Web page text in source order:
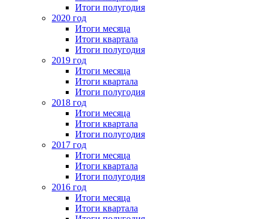
Итоги полугодия
2020 год
Итоги месяца
Итоги квартала
Итоги полугодия
2019 год
Итоги месяца
Итоги квартала
Итоги полугодия
2018 год
Итоги месяца
Итоги квартала
Итоги полугодия
2017 год
Итоги месяца
Итоги квартала
Итоги полугодия
2016 год
Итоги месяца
Итоги квартала